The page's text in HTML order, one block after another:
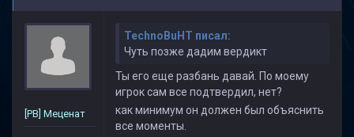
[PB] Меценат
TechnoBuHT писал:
Чуть позже дадим вердикт
Ты его еще разбань давай. По моему
игрок сам все подтвердил, нет?
как минимум он должен был объяснить
все моменты.